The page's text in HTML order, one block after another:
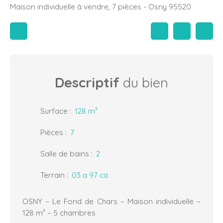
Maison individuelle à vendre, 7 pièces - Osny 95520
Descriptif du bien
Surface : 128 m²
Pièces : 7
Salle de bains : 2
Terrain : 03 a 97 ca
OSNY – Le Fond de Chars – Maison individuelle –
128 m² – 5 chambres